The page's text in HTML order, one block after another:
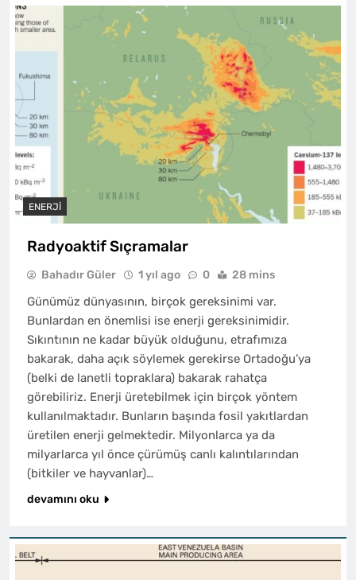
ENERJI
Radyoaktif Sıçramalar
Bahadır Güler 1 yıl ago 0 28 mins
Günümüz dünyasının, birçok gereksinimi var.
Bunlardan en önemlisi ise enerji gereksinimidir.
Sıkıntının ne kadar büyük olduğunu, etrafımıza
bakarak, daha açık söylemek gerekirse Ortadoğu’ya
(belki de lanetli topraklara) bakarak rahatça
görebiliriz. Enerji üretebilmek için birçok yöntem
kullanılmaktadır. Bunların başında fosil yakıtlardan
üretilen enerji gelmektedir. Milyonlarca ya da
milyarlarca yıl önce çürümüş canlı kalıntılarından
(bitkiler ve hayvanlar)…
devamını oku